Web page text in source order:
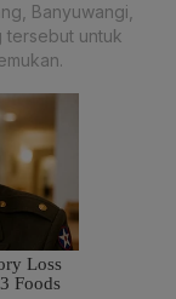
Banyuwangi,
tersebut untuk